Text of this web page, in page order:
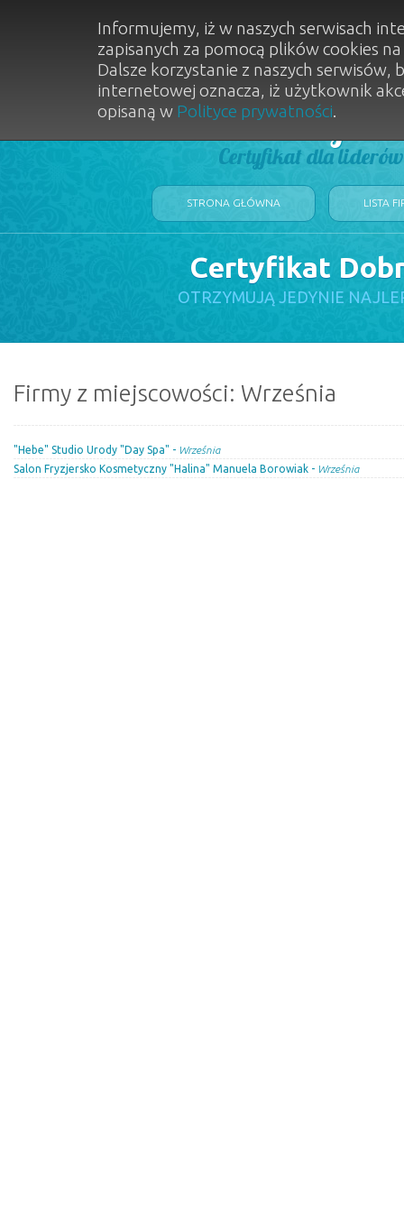
Dobry
Certyfikat dla
STRONA GŁÓWNA LISTA
Certyfikat
OTRZYMUJĄ JEDYNIE
Firmy z miejscowości: Września
"Hebe" Studio Urody "Day Spa" - Września
Salon Fryzjersko Kosmetyczny "Halina" Manuela Borowiak - Września
Informujemy, iż w naszych serwisach
zapisanych za pomocą plików cookies
Dalsze korzystanie z naszych
internetowej oznacza, iż użytkownik
opisaną w Polityce prywatności.